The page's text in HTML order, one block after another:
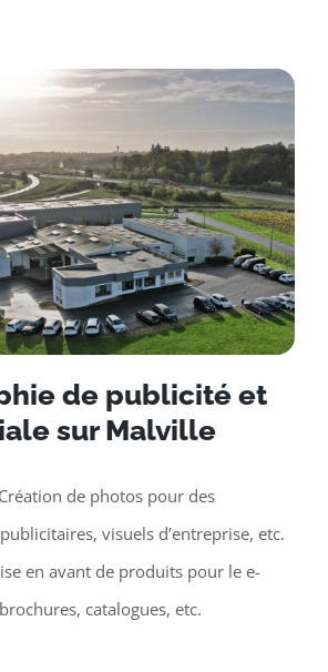
de publicité et
sur Malville
de photos pour des
visuels d’entreprise, etc.
en avant de produits pour le e-
catalogues, etc.